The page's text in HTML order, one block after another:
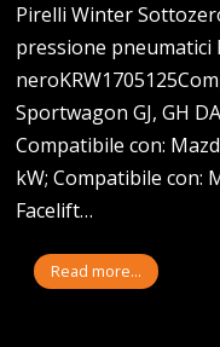
Pirelli Winter
pressione pneumatici
Sportwagon GJ, GH
Compatibile con:
kW; Compatibile con:
Facelift…
Read more...